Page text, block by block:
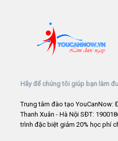
Hãy để chúng tôi giúp bạn làm
Trung tâm đào tạo YouCanNow:
Thanh Xuân - Hà Nội SĐT:
trình đặc biệt giảm 20% học phí